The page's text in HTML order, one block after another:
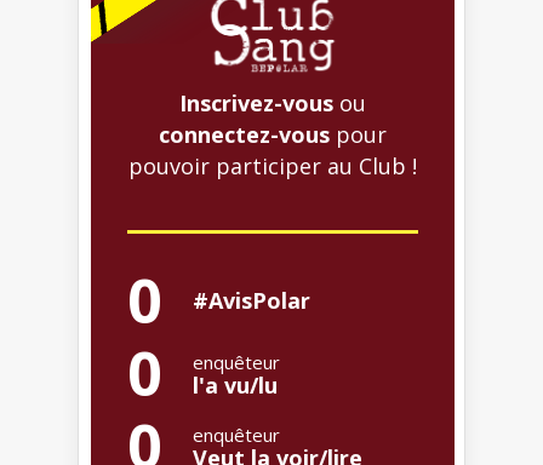
Inscrivez-vous ou
connectez-vous pour
pouvoir participer au Club !
0 #AvisPolar
0 enquêteur
l'a vu/lu
0 enquêteur
Veut la voir/lire